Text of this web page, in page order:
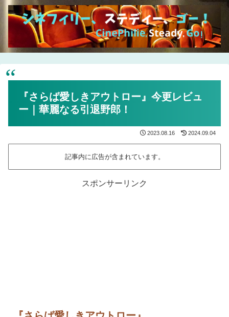
『さらば愛しきアウトロー』今更レビュ
ー｜華麗なる引退野郎！
2023.08.16 2024.09.04
記事内に広告が含まれています。
スポンサーリンク